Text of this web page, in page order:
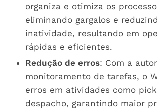
organiza e otimiza os
eliminando gargalos e
inatividade, resultando em
rápidas e eficientes.
Redução de erros: Com a
monitoramento de tarefas, o
erros em atividades como
despacho, garantindo maior